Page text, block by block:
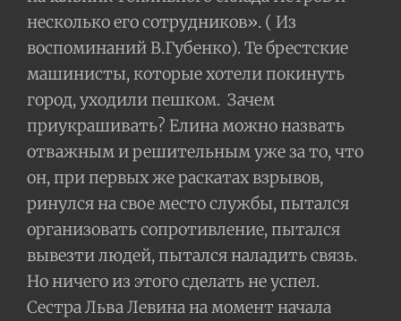
несколько его сотрудников». ( Из
воспоминаний В.Губенко). Те брестские
машинисты, которые хотели покинуть
город, уходили пешком. Зачем
приукрашивать? Елина можно назвать
отважным и решительным уже за то, что
он, при первых же раскатах взрывов,
ринулся на свое место службы, пытался
организовать сопротивление, пытался
вывезти людей, пытался наладить связь.
Но ничего из этого сделать не успел.
Сестра Льва Левина на момент начала